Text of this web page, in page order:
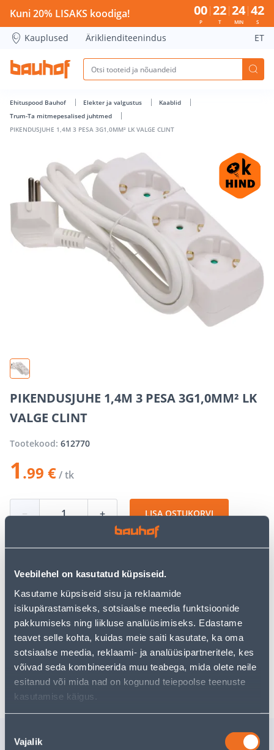
Veebilehel on kasutatud küpsiseid.
Kasutame küpsiseid sisu ja reklaamide
isikupärastamiseks, sotsiaalse meedia funktsioonide
pakkumiseks ning liikluse analüüsimiseks. Edastame
teavet selle kohta, kuidas meie saiti kasutate, ka oma
sotsiaalse meedia, reklaami- ja analüüsipartneritele, kes
võivad seda kombineerida muu teabega, mida olete neile
esitanud või mida nad on kogunud teiepoolse teenuste
kasutamise käigus.
valik
Vajalik
PIKENDUSJUHE 1,4M 3 PESA 3G1,0MM² LK VALGE CLINT -
Kuni 20% LISAKS koodiga! 00
P
22
T
24
MIN
41
S
Kauplused Äriklienditeenindus ET
Ehituspood Bauhof Elekter ja valgustus
Kaablid
Trum-Ta mitmepesalised juhtmed
PIKENDUSJUHE 1,4M 3 PESA 3G1,0MM² LK VALGE CLINT
PIKENDUSJUHE 1,4M 3 PESA 3G1,0MM² LK
VALGE CLINT
Tootekood: 612770
1 .99 €/ tk
− + LISA OSTUKORVI
Vaata saadavust
Eeldatav kojuvedu 3,69 € al. 2-5 tööpäeva
Tarne pakiautomaati al. 2,29 € al. 2-5 tööpäeva
Sarnased tooted